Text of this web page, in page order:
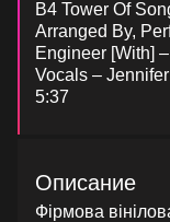
B4 Tower Of
Arranged By,
Engineer [With]
Vocals –
5:37
Описание
Фірмова